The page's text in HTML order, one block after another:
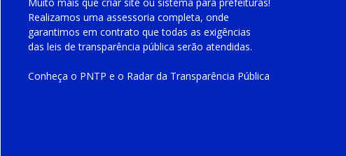
Realizamos uma assessoria completa, onde
garantimos em contrato que todas as exigências
das leis de transparência pública serão atendidas.
Conheça o PNTP e o Radar da Transparência Pública